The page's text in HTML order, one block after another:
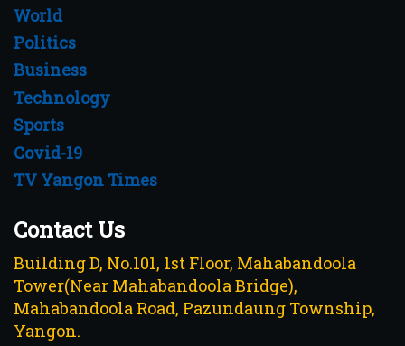
World
Politics
Business
Technology
Sports
Covid-19
TV Yangon Times
Contact Us
Building D, No.101, 1st Floor, Mahabandoola
Tower(Near Mahabandoola Bridge),
Mahabandoola Road, Pazundaung Township,
Yangon.